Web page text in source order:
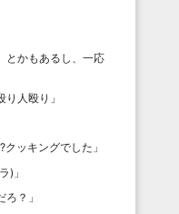
とかもあるし、一応
り人殴り 」
クッキングでした 」
) 」
ろ？ 」